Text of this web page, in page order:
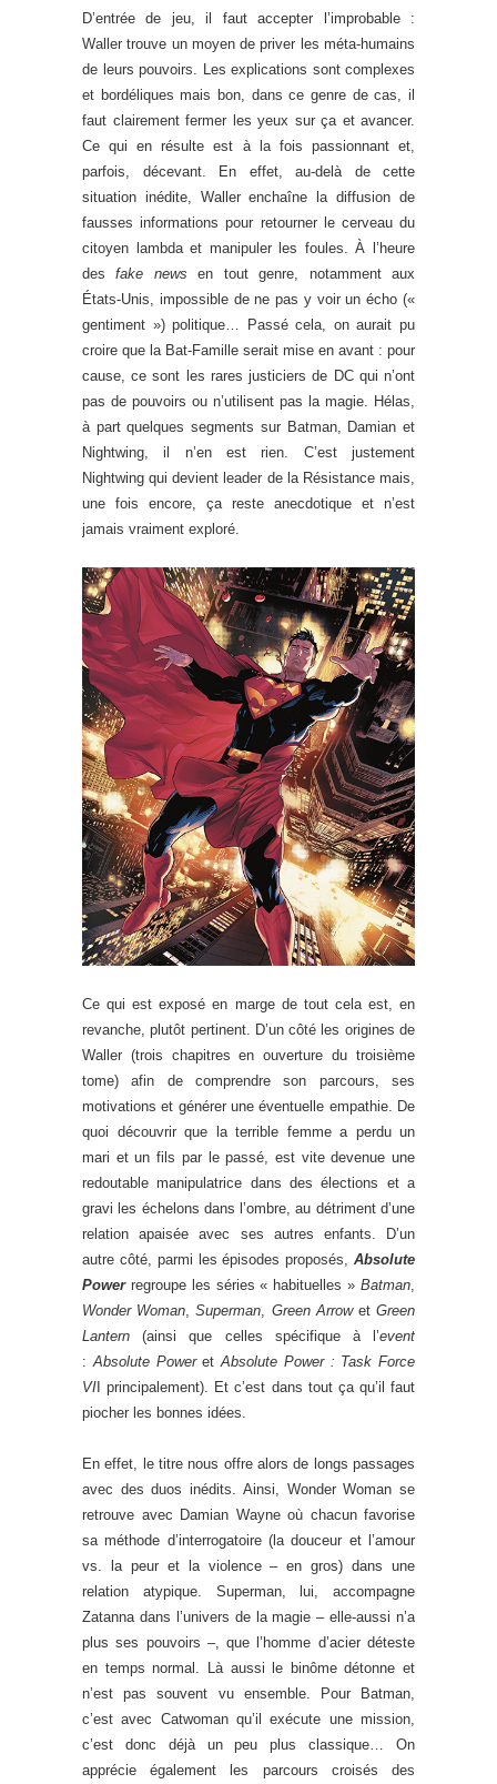
D’entrée de jeu, il faut accepter l’improbable :
Waller trouve un moyen de priver les méta-humains
de leurs pouvoirs. Les explications sont complexes
et bordéliques mais bon, dans ce genre de cas, il
faut clairement fermer les yeux sur ça et avancer.
Ce qui en résulte est à la fois passionnant et,
parfois, décevant. En effet, au-delà de cette
situation inédite, Waller enchaîne la diffusion de
fausses informations pour retourner le cerveau du
citoyen lambda et manipuler les foules. À l’heure
desfake news en tout genre, notamment aux
États-Unis, impossible de ne pas y voir un écho («
gentiment ») politique… Passé cela, on aurait pu
croire que la Bat-Famille serait mise en avant : pour
cause, ce sont les rares justiciers de DC qui n’ont
pas de pouvoirs ou n’utilisent pas la magie. Hélas,
à part quelques segments sur Batman, Damian et
Nightwing, il n’en est rien. C’est justement
Nightwing qui devient leader de la Résistance mais,
une fois encore, ça reste anecdotique et n’est
jamais vraiment exploré.
Ce qui est exposé en marge de tout cela est, en
revanche, plutôt pertinent. D’un côté les origines de
Waller (trois chapitres en ouverture du troisième
tome) afin de comprendre son parcours, ses
motivations et générer une éventuelle empathie. De
quoi découvrir que la terrible femme a perdu un
mari et un fils par le passé, est vite devenue une
redoutable manipulatrice dans des élections et a
gravi les échelons dans l’ombre, au détriment d’une
relation apaisée avec ses autres enfants. D’un
autre côté, parmi les épisodes proposés, Absolute
Powerregroupe les séries « habituelles » Batman,
Wonder Woman,Superman, Green ArrowetGreen
Lantern (ainsi que celles spécifique à l’event
:Absolute PoweretAbsolute Power : Task Force
VI I principalement). Et c’est dans tout ça qu’il faut
piocher les bonnes idées.
En effet, le titre nous offre alors de longs passages
avec des duos inédits. Ainsi, Wonder Woman se
retrouve avec Damian Wayne où chacun favorise
sa méthode d’interrogatoire (la douceur et l’amour
vs. la peur et la violence – en gros) dans une
relation atypique. Superman, lui, accompagne
Zatanna dans l’univers de la magie – elle-aussi n’a
plus ses pouvoirs –, que l’homme d’acier déteste
en temps normal. Là aussi le binôme détonne et
n’est pas souvent vu ensemble. Pour Batman,
c’est avec Catwoman qu’il exécute une mission,
c’est donc déjà un peu plus classique… On
apprécie également les parcours croisés des